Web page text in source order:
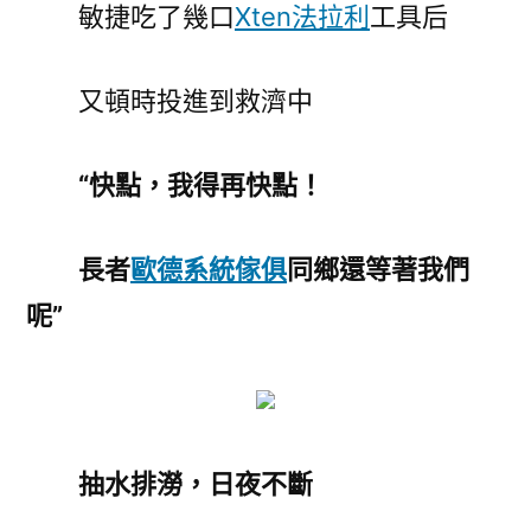
敏捷吃了幾口Xten法拉利 工具后
又頓時投進到救濟中
“快點，我得再快點！
長者歐德系統傢俱同鄉還等著我們
呢”
抽水排澇，日夜不斷